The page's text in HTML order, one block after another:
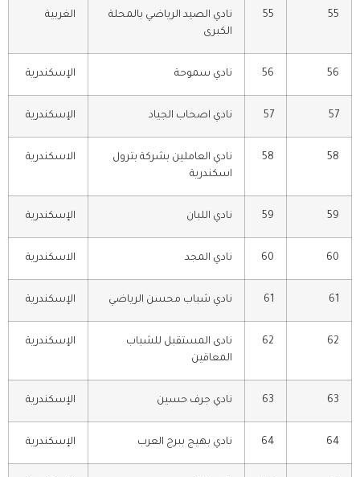
55
55
نادي الصيد الرياضي بالمحلة
الكبرى
الغربية
56
56 نادي سموحة الإسكندرية
57
57 نادي اصحاب الجياد الإسكندرية
58
58
نادي العاملين بشركة بترول
اسكندرية
الاسكندرية
59
59 نادي اللبان الإسكندرية
60
60 نادي المجد الاسكندرية
61
61 نادي شباب محسن الرياضي الإسكندرية
62
62
نادى المستقبل للشباب
المعاقين
الإسكندرية
63
63 نادي جرف حسين الإسكندرية
64
64 نادي بهيج ببرج العرب الإسكندرية